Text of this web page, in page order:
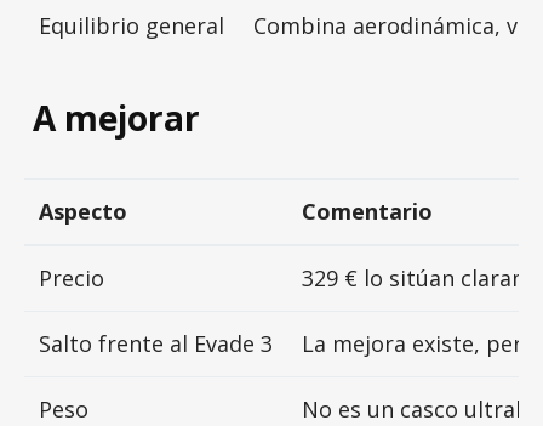
Equilibrio general Combina aerodinámica,
A mejorar
Aspecto Comentario
Precio 329 € lo sitúan
Salto frente al Evade 3 La mejora existe,
Peso No es un casco